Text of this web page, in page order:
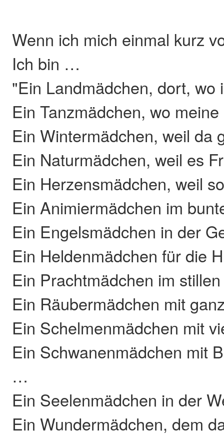
Wenn ich mich einmal kurz
Ich bin …
"Ein Landmädchen, dort,
Ein Tanzmädchen, wo
Ein Wintermädchen, weil
Ein Naturmädchen, weil es
Ein Herzensmädchen, weil
Ein Animiermädchen im
Ein Engelsmädchen in der
Ein Heldenmädchen für die
Ein Prachtmädchen im
Ein Räubermädchen mit
Ein Schelmenmädchen mit
Ein Schwanenmädchen mit
…
Ein Seelenmädchen in der
Ein Wundermädchen, dem